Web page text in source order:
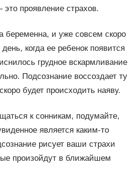
это проявление страхов.
и уже совсем скоро
когда ее ребенок появится
грудное вскармливание
Подсознание воссоздает ту
будет происходить наяву.
к сонникам, подумайте,
является каким-то
рисует ваши страхи
произойдут в ближайшем